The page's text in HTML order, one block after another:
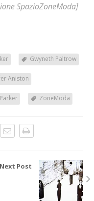
SpazioZoneModa]
Gwyneth Paltrow
Aniston
ZoneModa
Next Post